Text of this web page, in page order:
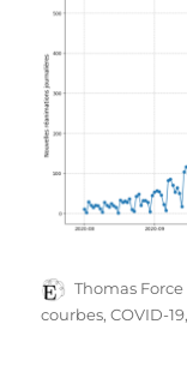
Auteur
Thomas Force
courbes,COVID-19